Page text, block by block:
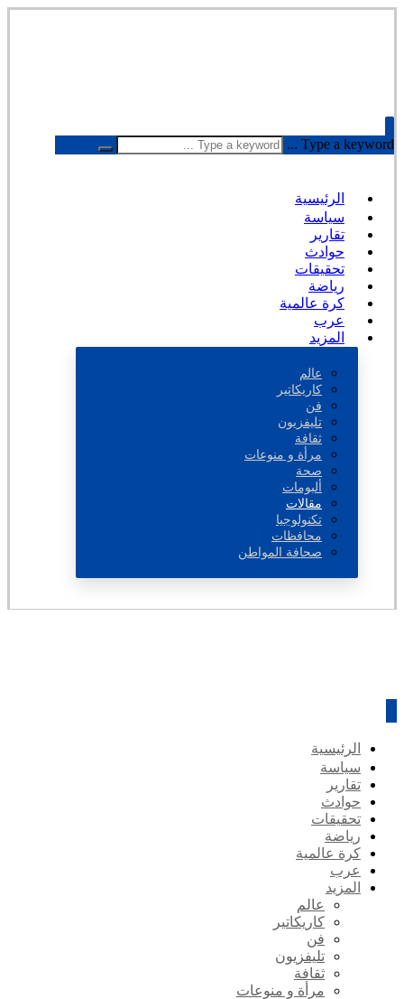
Type a keyword ...
الرئيسية
سياسة
تقارير
حوادث
تحقيقات
رياضة
كرة عالمية
عرب
المزيد
عالم
كاريكاتير
فن
تليفزيون
ثقافة
مرأة و منوعات
صحة
ألبومات
مقالات
تكنولوجيا
محافظات
صحافة المواطن
الرئيسية
سياسة
تقارير
حوادث
تحقيقات
رياضة
كرة عالمية
عرب
المزيد
عالم
كاريكاتير
فن
تليفزيون
ثقافة
مرأة و منوعات